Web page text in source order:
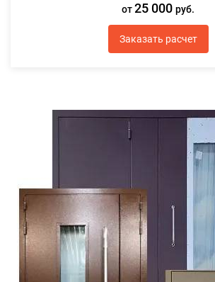
от25 000руб.
Заказать расчет